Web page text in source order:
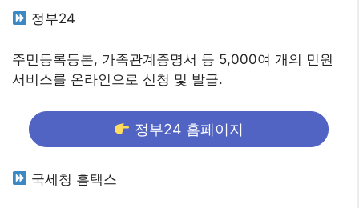
정부24
주민등록등본, 가족관계증명서 등 5,000여 개의 민원
서비스를 온라인으로 신청 및 발급.
정부24 홈페이지
국세청 홈택스